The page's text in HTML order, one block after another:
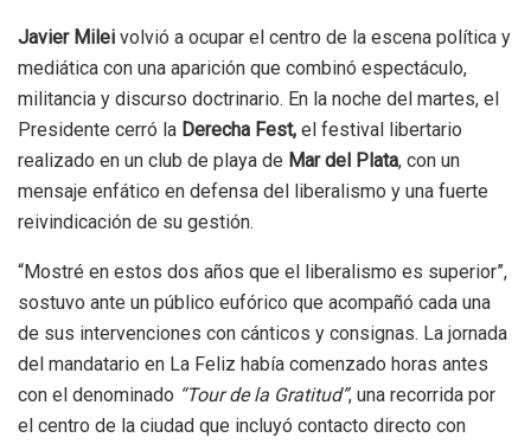
Javier Milei volvió a ocupar el centro de la escena política y
mediática con una aparición que combinó espectáculo,
militancia y discurso doctrinario. En la noche del martes, el
Presidente cerró la Derecha Fest, el festival libertario
realizado en un club de playa de Mar del Plata, con un
mensaje enfático en defensa del liberalismo y una fuerte
reivindicación de su gestión.
“Mostré en estos dos años que el liberalismo es superior”,
sostuvo ante un público eufórico que acompañó cada una
de sus intervenciones con cánticos y consignas. La jornada
del mandatario en La Feliz había comenzado horas antes
con el denominado “Tour de la Gratitud”, una recorrida por
el centro de la ciudad que incluyó contacto directo con